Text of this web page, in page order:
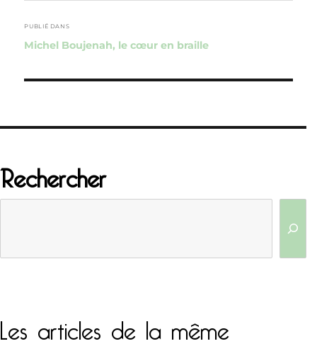
de
l’article
PUBLIÉ DANS
Michel Boujenah, le cœur en braille
Rechercher
Les articles de la même